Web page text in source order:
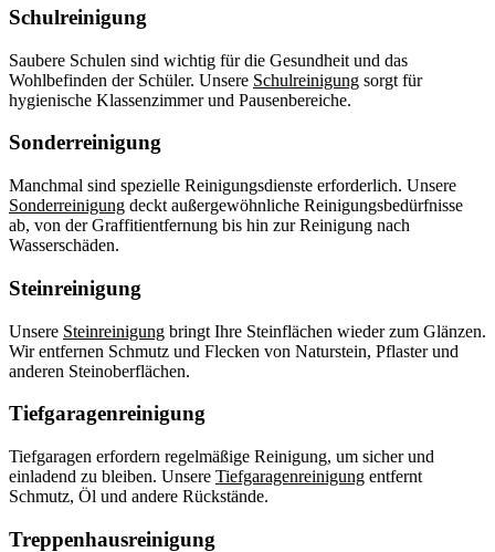
Schulreinigung
Saubere Schulen sind wichtig für die Gesundheit und das
Wohlbefinden der Schüler. Unsere Schulreinigung sorgt für
hygienische Klassenzimmer und Pausenbereiche.
Sonderreinigung
Manchmal sind spezielle Reinigungsdienste erforderlich. Unsere
Sonderreinigung deckt außergewöhnliche Reinigungsbedürfnisse
ab, von der Graffitientfernung bis hin zur Reinigung nach
Wasserschäden.
Steinreinigung
Unsere Steinreinigung bringt Ihre Steinflächen wieder zum Glänzen.
Wir entfernen Schmutz und Flecken von Naturstein, Pflaster und
anderen Steinoberflächen.
Tiefgaragenreinigung
Tiefgaragen erfordern regelmäßige Reinigung, um sicher und
einladend zu bleiben. Unsere Tiefgaragenreinigung entfernt
Schmutz, Öl und andere Rückstände.
Treppenhausreinigung